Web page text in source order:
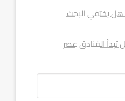
هل يختفي البحث
الفنادق عصر